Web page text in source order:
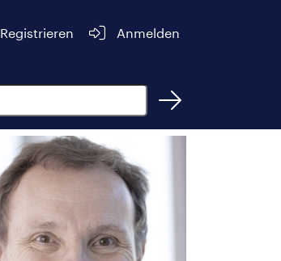
Registrieren Anmelden